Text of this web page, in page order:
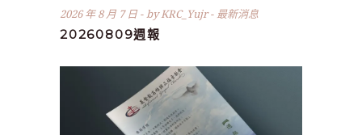
2026 年 8 月 7 日 byKRC_Yujr 最新消息
20260809週報